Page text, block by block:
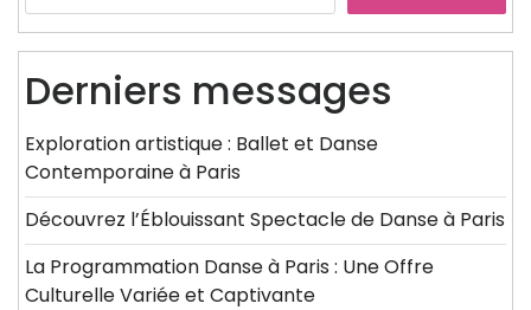
Derniers messages
Exploration artistique : Ballet et Danse
Contemporaine à Paris
Découvrez l’Éblouissant Spectacle de Danse à Paris
La Programmation Danse à Paris : Une Offre
Culturelle Variée et Captivante